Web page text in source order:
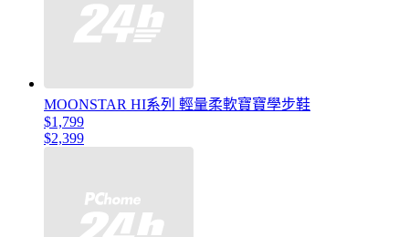
MOONSTAR HI系列 輕量柔軟寶寶學步鞋
$1,799
$2,399